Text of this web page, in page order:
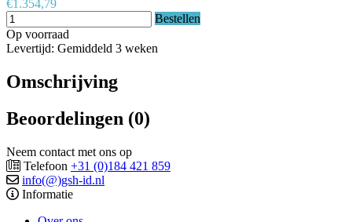
€1.354,79
Bestellen
Op voorraad
Levertijd: Gemiddeld 3 weken
Omschrijving
Beoordelingen (0)
Neem contact met ons op
Telefoon +31 (0)184 421 859
info(@)gsh-id.nl
Informatie